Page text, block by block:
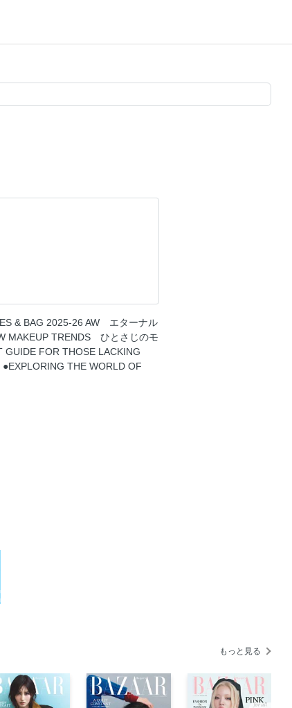
& BAG 2025-26 AW エターナル
MAKEUP TRENDS ひとさじのモ
GUIDE FOR THOSE LACKING
THE WORLD OF
もっと見る